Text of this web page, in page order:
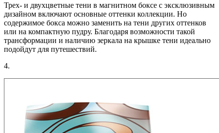
Трех- и двухцветные тени в магнитном боксе с эксклюзивным
дизайном включают основные оттенки коллекции. Но
содержимое бокса можно заменить на тени других оттенков
или на компактную пудру. Благодаря возможности такой
трансформации и наличию зеркала на крышке тени идеально
подойдут для путешествий.
4.